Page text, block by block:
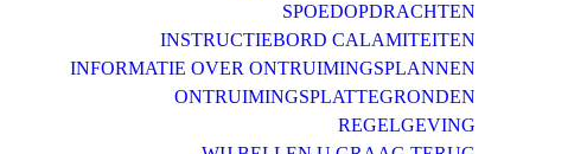
SPOEDOPDRACHTEN
INSTRUCTIEBORD CALAMITEITEN
INFORMATIE OVER ONTRUIMINGSPLANNEN
ONTRUIMINGSPLATTEGRONDEN
REGELGEVING